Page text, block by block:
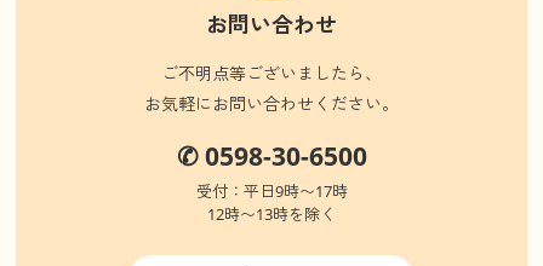
お問い合わせ
ご不明点等ございましたら、
お気軽にお問い合わせください。
✆ 0598-30-6500
受付：平日9時〜17時
12時〜13時を除く